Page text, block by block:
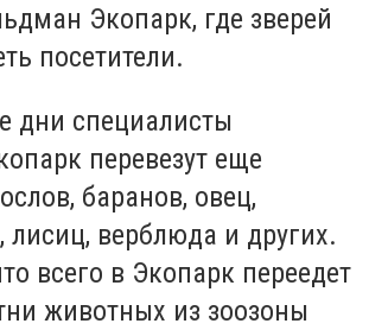
Экопарк, где зверей
посетители.
дни специалисты
перевезут еще
баранов, овец,
лисиц, верблюда и других.
всего в Экопарк переедет
животных из зоозоны